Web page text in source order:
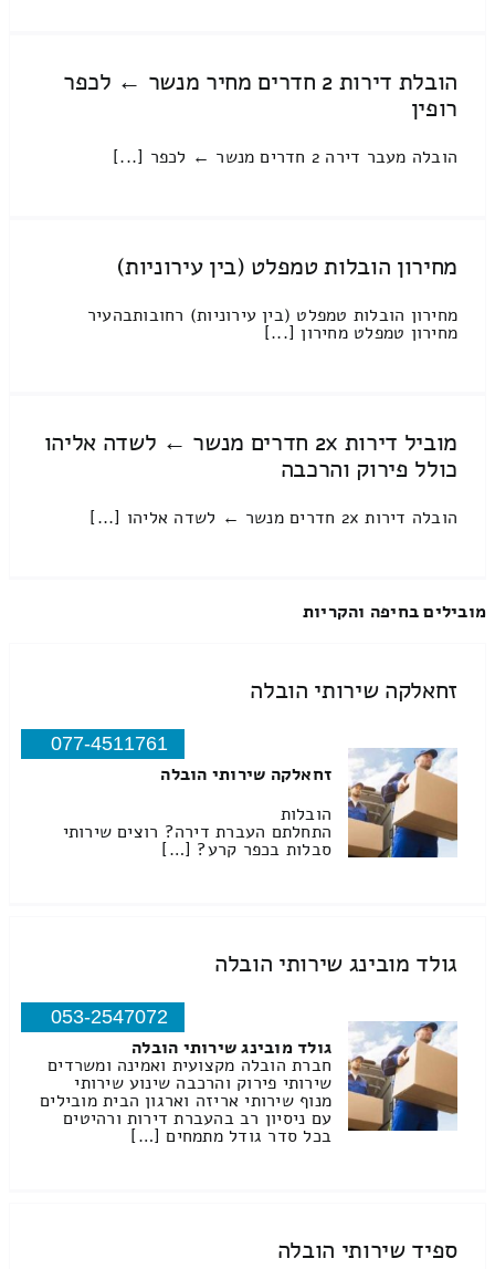
הובלת דירות 2 חדרים מחיר מנשר ← לכפר
רופין
הובלה מעבר דירה 2 חדרים מנשר ← לכפר [...]
מחירון הובלות טמפלט (בין עירוניות)
מחירון הובלות טמפלט (בין עירוניות) רחובותבהעיר
מחירון טמפלט מחירון [...]
מוביל דירות 2x חדרים מנשר ← לשדה אליהו
כולל פירוק והרכבה
הובלה דירות 2x חדרים מנשר ← לשדה אליהו [...]
מובילים בחיפה והקריות
זחאלקה שירותי הובלה
077-4511761
זחאלקה שירותי הובלה
הובלות
התחלתם העברת דירה? רוצים שירותי
סבלות בכפר קרע? […]
גולד מובינג שירותי הובלה
053-2547072
גולד מובינג שירותי הובלה
חברת הובלה מקצועית ואמינה ומשרדים
שירותי פירוק והרכבה שינוע שירותי
מנוף שירותי אריזה וארגון הבית מובילים
עם ניסיון רב בהעברת דירות ורהיטים
בכל סדר גודל מתמחים […]
ספיד שירותי הובלה